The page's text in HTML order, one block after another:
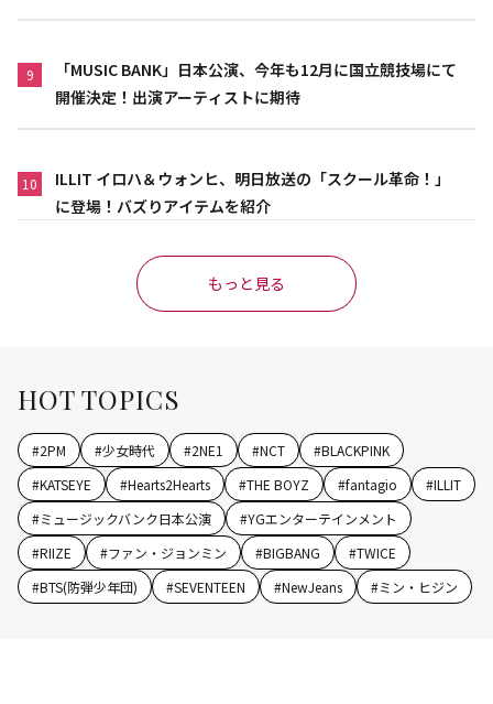
9
「MUSIC BANK」日本公演、今年も12月に国立競技場にて
開催決定！出演アーティストに期待
10
ILLIT イロハ＆ウォンヒ、明日放送の「スクール革命！」
に登場！バズりアイテムを紹介
もっと見る
HOT TOPICS
#2PM #少女時代 #2NE1 #NCT #BLACKPINK
#KATSEYE #Hearts2Hearts #THE BOYZ #fantagio #ILLIT
#ミュージックバンク日本公演 #YGエンターテインメント
#RIIZE #ファン・ジョンミン #BIGBANG #TWICE
#BTS(防弾少年団) #SEVENTEEN #NewJeans #ミン・ヒジン